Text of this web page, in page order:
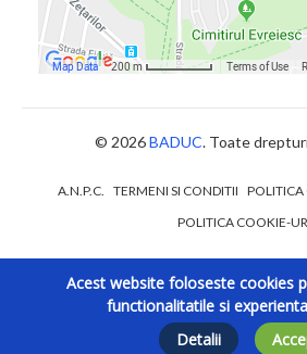
© 2026BADUC. Toate
A.N.P.C. TERMENI SI CONDITII POLITICA
POLITICA COOKIE-
Acest website foloseste cookies
functionalitatile si
Detalii